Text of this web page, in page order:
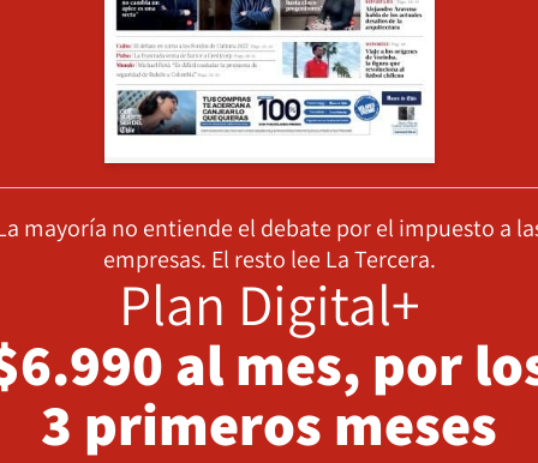
mayoría no entiende el debate por el impuesto a
empresas. El resto lee La Tercera.
Plan Digital+
al mes, por
3 primeros meses